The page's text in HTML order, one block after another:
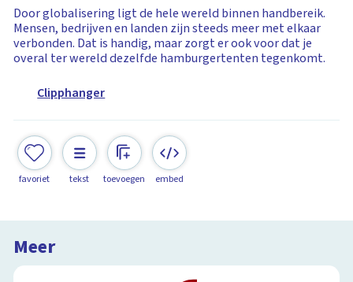
Door globalisering ligt de hele wereld binnen handbereik.
Mensen, bedrijven en landen zijn steeds meer met elkaar
verbonden. Dat is handig, maar zorgt er ook voor dat je
overal ter wereld dezelfde hamburgertenten tegenkomt.
Clipphanger
favoriet tekst toevoegen embed
Meer